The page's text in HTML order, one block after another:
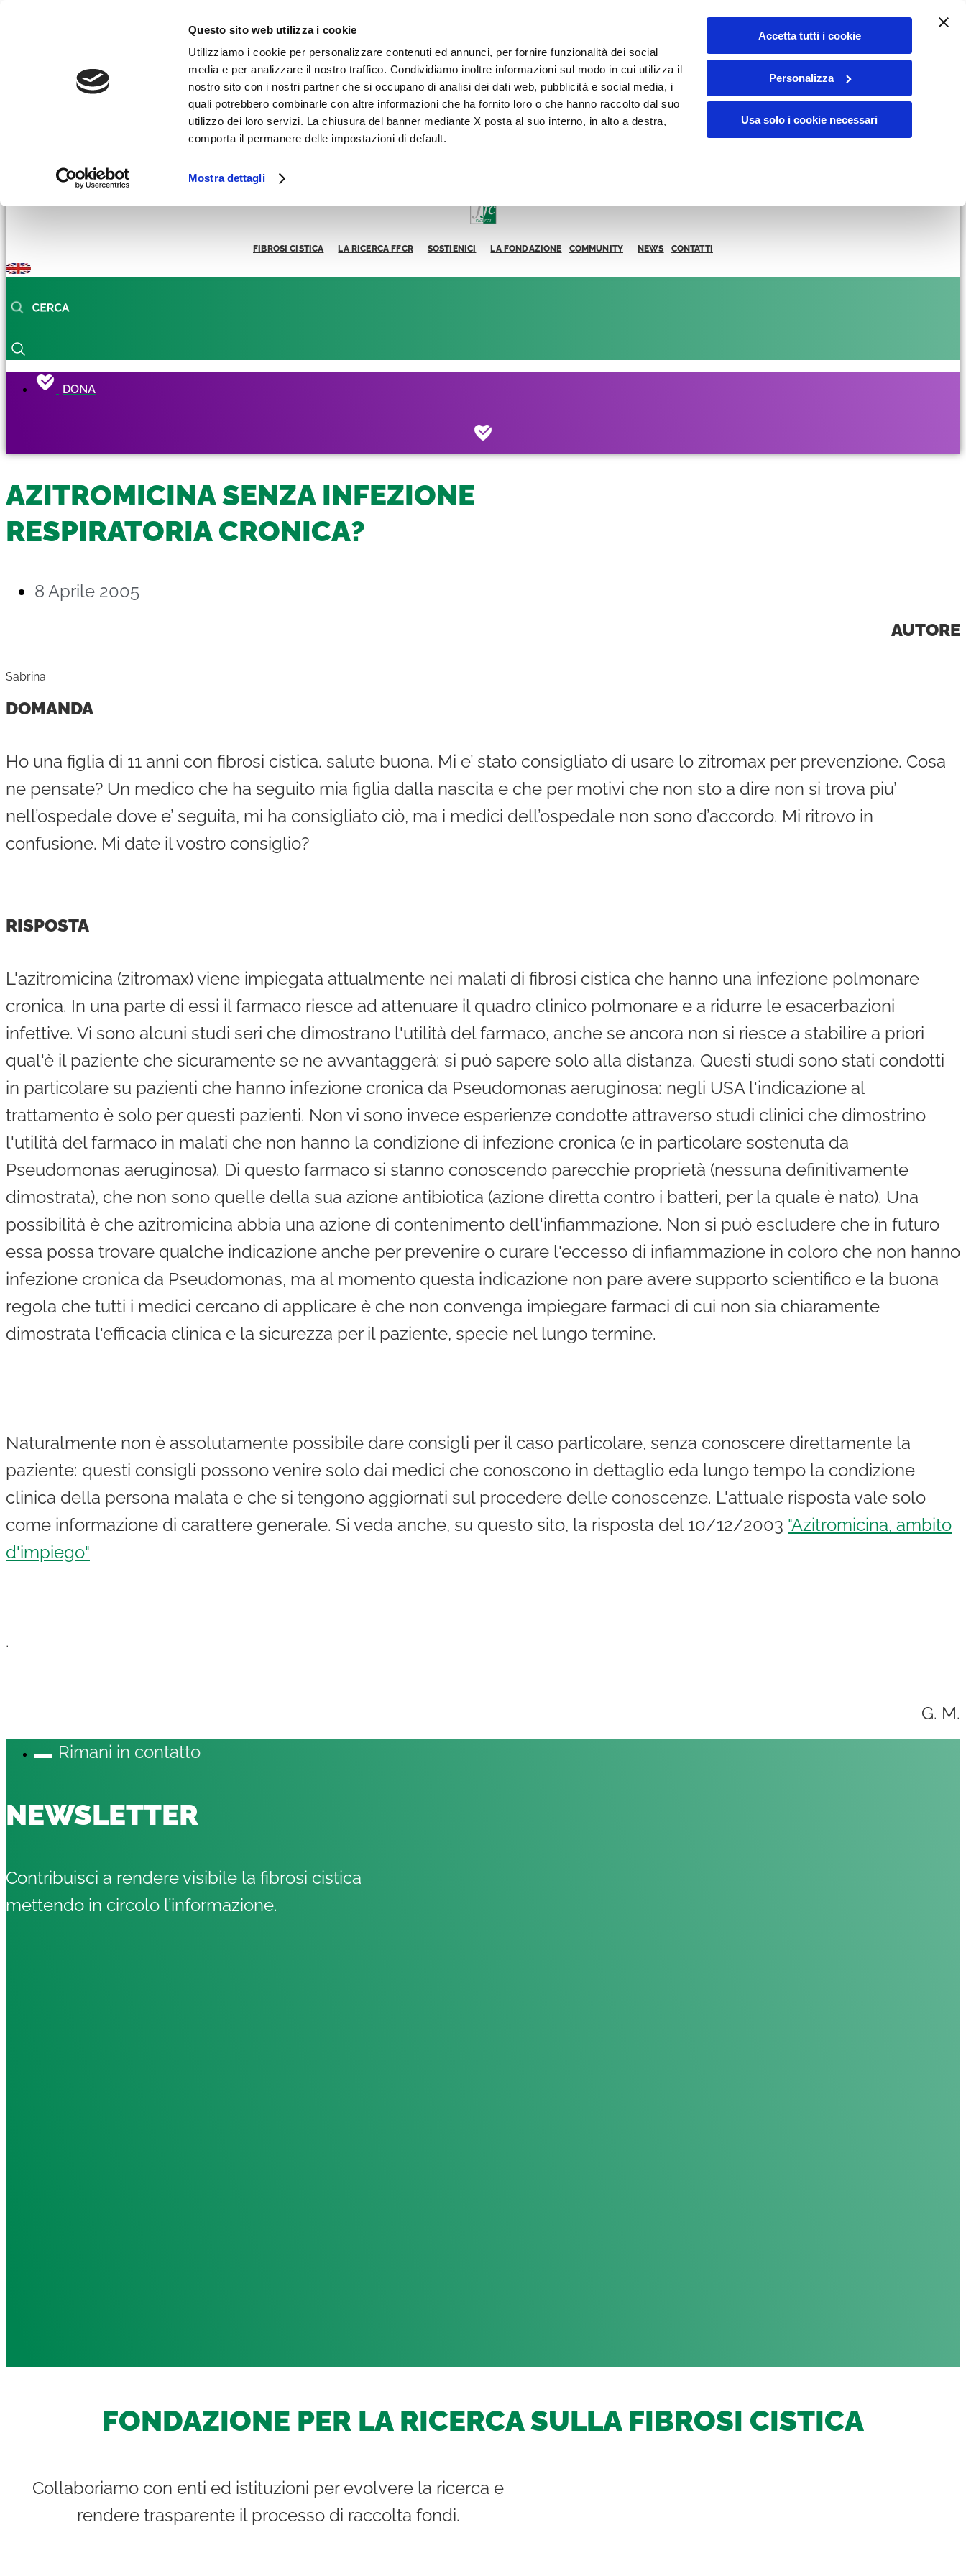
Questo sito web utilizza i cookie
Utilizziamo i cookie per personalizzare contenuti ed annunci, per fornire funzionalità dei social
media e per analizzare il nostro traffico. Condividiamo inoltre informazioni sul modo in cui utilizza il
nostro sito con i nostri partner che si occupano di analisi dei dati web, pubblicità e social media, i
quali potrebbero combinarle con altre informazioni che ha fornito loro o che hanno raccolto dal suo
utilizzo dei loro servizi. La chiusura del banner mediante X posta al suo interno, in alto a destra,
comporta il permanere delle impostazioni di default.
Mostra dettagli
Accetta tutti i cookie
Personalizza
Usa solo i cookie necessari
AREA STAMPA
FIBROSI CISTICA LA RICERCA FFCR SOSTIENICI LA FONDAZIONE COMMUNITY NEWS CONTATTI
DONA
AZITROMICINA SENZA INFEZIONE
RESPIRATORIA CRONICA?
8 Aprile 2005
AUTORE
Sabrina
DOMANDA
Ho una figlia di 11 anni con fibrosi cistica. salute buona. Mi e’ stato consigliato di usare lo zitromax per prevenzione. Cosa
ne pensate? Un medico che ha seguito mia figlia dalla nascita e che per motivi che non sto a dire non si trova piu’
nell’ospedale dove e’ seguita, mi ha consigliato ciò, ma i medici dell’ospedale non sono d’accordo. Mi ritrovo in
confusione. Mi date il vostro consiglio?
RISPOSTA
L'azitromicina (zitromax) viene impiegata attualmente nei malati di fibrosi cistica che hanno una infezione polmonare
cronica. In una parte di essi il farmaco riesce ad attenuare il quadro clinico polmonare e a ridurre le esacerbazioni
infettive. Vi sono alcuni studi seri che dimostrano l'utilità del farmaco, anche se ancora non si riesce a stabilire a priori
qual'è il paziente che sicuramente se ne avvantaggerà: si può sapere solo alla distanza. Questi studi sono stati condotti
in particolare su pazienti che hanno infezione cronica da Pseudomonas aeruginosa: negli USA l'indicazione al
trattamento è solo per questi pazienti. Non vi sono invece esperienze condotte attraverso studi clinici che dimostrino
l'utilità del farmaco in malati che non hanno la condizione di infezione cronica (e in particolare sostenuta da
Pseudomonas aeruginosa). Di questo farmaco si stanno conoscendo parecchie proprietà (nessuna definitivamente
dimostrata), che non sono quelle della sua azione antibiotica (azione diretta contro i batteri, per la quale è nato). Una
possibilità è che azitromicina abbia una azione di contenimento dell'infiammazione. Non si può escludere che in futuro
essa possa trovare qualche indicazione anche per prevenire o curare l'eccesso di infiammazione in coloro che non hanno
infezione cronica da Pseudomonas, ma al momento questa indicazione non pare avere supporto scientifico e la buona
regola che tutti i medici cercano di applicare è che non convenga impiegare farmaci di cui non sia chiaramente
dimostrata l'efficacia clinica e la sicurezza per il paziente, specie nel lungo termine.
Naturalmente non è assolutamente possibile dare consigli per il caso particolare, senza conoscere direttamente la
paziente: questi consigli possono venire solo dai medici che conoscono in dettaglio eda lungo tempo la condizione
clinica della persona malata e che si tengono aggiornati sul procedere delle conoscenze. L'attuale risposta vale solo
come informazione di carattere generale. Si veda anche, su questo sito, la risposta del 10/12/2003 "Azitromicina, ambito
d'impiego"
.
G. M.
Rimani in contatto
NEWSLETTER
Contribuisci a rendere visibile la fibrosi cistica
mettendo in circolo l’informazione.
FONDAZIONE PER LA RICERCA SULLA FIBROSI CISTICA
Collaboriamo con enti ed istituzioni per evolvere la ricerca e
rendere trasparente il processo di raccolta fondi.